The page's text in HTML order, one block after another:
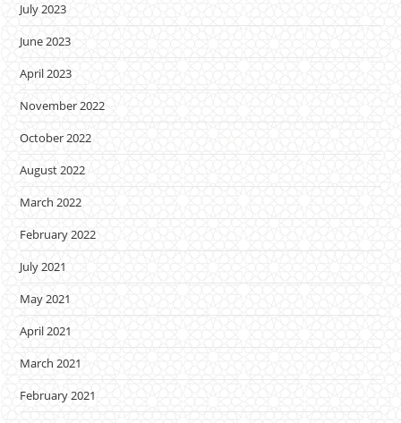
July 2023
June 2023
April 2023
November 2022
October 2022
August 2022
March 2022
February 2022
July 2021
May 2021
April 2021
March 2021
February 2021